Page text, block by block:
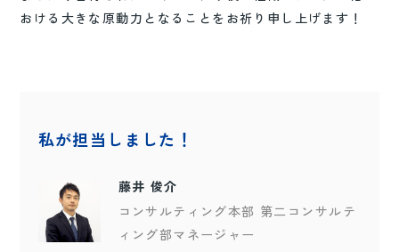
おける大きな原動力となることをお祈り申し上げます！
私が担当しました！
藤井 俊介
コンサルティング本部 第二コンサルテ
ィング部マネージャー